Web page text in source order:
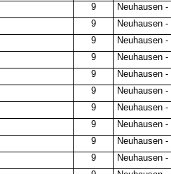
9
Neuhausen
9
Neuhausen
9
Neuhausen
9
Neuhausen
9
Neuhausen
9
Neuhausen
9
Neuhausen
9
Neuhausen
9
Neuhausen
9
Neuhausen